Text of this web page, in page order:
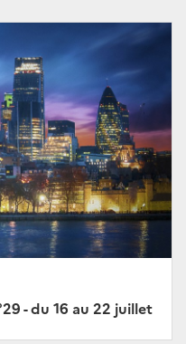
- du 16 au 22 juillet